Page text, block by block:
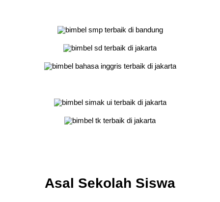
Asal Sekolah Siswa